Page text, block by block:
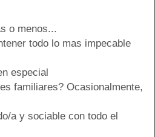
o menos...
todo lo mas impecable
especial
familiares? Ocasionalmente,
a y sociable con todo el